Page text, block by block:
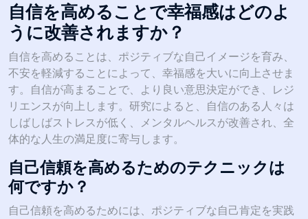
自信を高めることで幸福感はどのよ
うに改善されますか？
自信を高めることは、ポジティブな自己イメージを育み、
不安を軽減することによって、幸福感を大いに向上させま
す。自信が高まることで、より良い意思決定ができ、レジ
リエンスが向上します。研究によると、自信のある人々は
しばしばストレスが低く、メンタルヘルスが改善され、全
体的な人生の満足度に寄与します。
自己信頼を高めるためのテクニックは
何ですか？
自己信頼を高めるためには、ポジティブな自己肯定を実践